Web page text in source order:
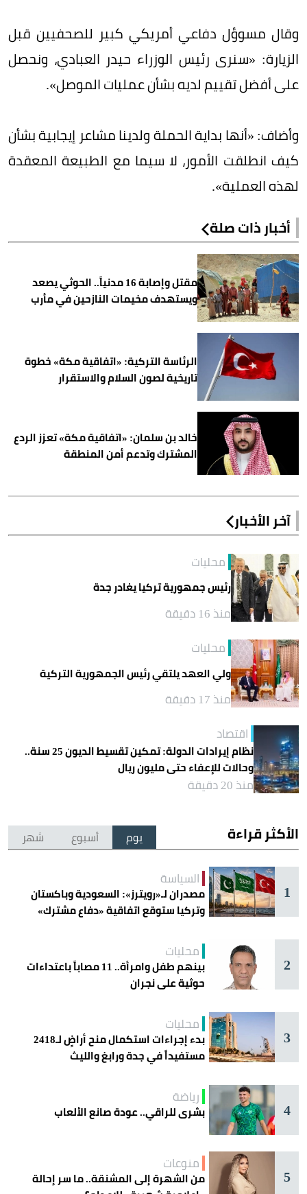
وقال مسوؤل دفاعي أمريكي كبير للصحفيين قبل
الزيارة: «سنرى رئيس الوزراء حيدر العبادي، ونحصل
على أفضل تقييم لديه بشأن عمليات الموصل».
وأضاف: «أنها بداية الحملة ولدينا مشاعر إيجابية بشأن
كيف انطلقت الأمور، لا سيما مع الطبيعة المعقدة
لهذه العملية».
أخبار ذات صلة
مقتل وإصابة 16 مدنياً.. الحوثي يصعد
ويستهدف مخيمات النازحين في مأرب
الرئاسة التركية: «اتفاقية مكة» خطوة
تاريخية لصون السلام والاستقرار
خالد بن سلمان: «اتفاقية مكة» تعزز الردع
المشترك وتدعم أمن المنطقة
آخر الأخبار
محليات
رئيس جمهورية تركيا يغادر جدة
منذ 16 دقيقة
محليات
ولي العهد يلتقي رئيس الجمهورية التركية
منذ 17 دقيقة
اقتصاد
نظام إيرادات الدولة: تمكين تقسيط الديون 25 سنة..
وحالات للإعفاء حتى مليون ريال
منذ 20 دقيقة
الأكثر قراءة يوم أسبوع شهر
1
السياسة
مصدران لـ«رويترز»: السعودية وباكستان
وتركيا ستوقع اتفاقية «دفاع مشترك»
2
محليات
بينهم طفل وامرأة.. 11 مصاباً باعتداءات
حوثية على نجران
3
محليات
بدء إجراءات استكمال منح أراضٍ لـ2418
مستفيداً في جدة ورابغ والليث
4
رياضة
بشرى للراقي.. عودة صانع الألعاب
5
منوعات
من الشهرة إلى المشنقة.. ما سر إحالة